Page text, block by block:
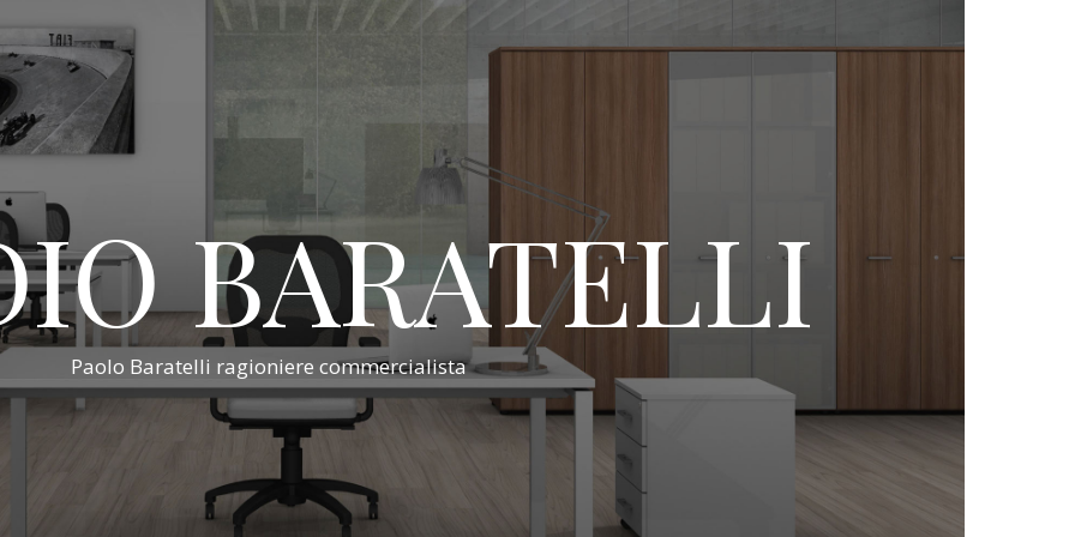
BARATELLI
Paolo Baratelli ragioniere commercialista